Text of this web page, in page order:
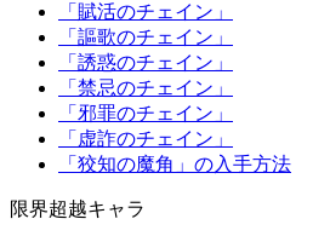
「賦活のチェイン」
「謳歌のチェイン」
「誘惑のチェイン」
「禁忌のチェイン」
「邪罪のチェイン」
「虚詐のチェイン」
「狡知の魔角」の入手方法
限界超越キャラ